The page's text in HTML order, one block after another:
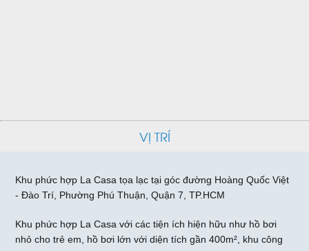
VỊ TRÍ
Khu phức hợp La Casa tọa lạc tại góc đường Hoàng Quốc Việt
- Đào Trí, Phường Phú Thuận, Quận 7, TP.HCM
Khu phức hợp La Casa với các tiện ích hiện hữu như hồ bơi
nhỏ cho trẻ em, hồ bơi lớn với diện tích gần 400m², khu công